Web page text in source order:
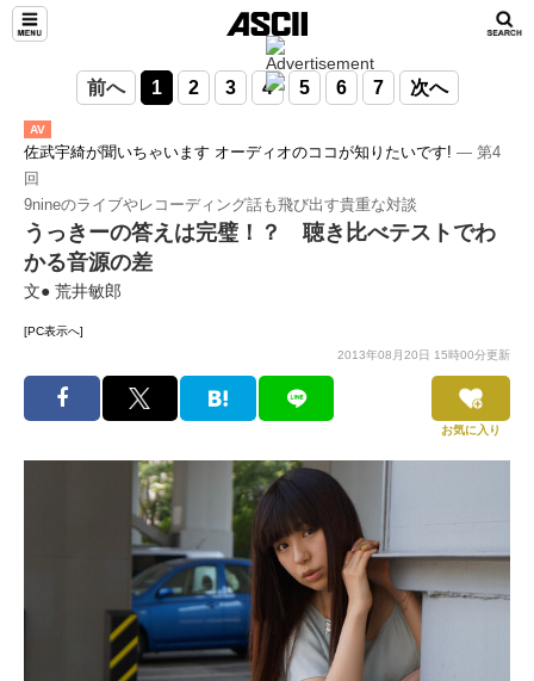
前へ 1 2 3 4 5 6 7 次へ
AV
佐武宇綺が聞いちゃいます オーディオのココが知りたいです! ― 第4
回
9nineのライブやレコーディング話も飛び出す貴重な対談
うっきーの答えは完璧！？ 聴き比べテストでわ
かる音源の差
文● 荒井敏郎
[PC表示へ]
2013年08月20日 15時00分更新
お気に入り